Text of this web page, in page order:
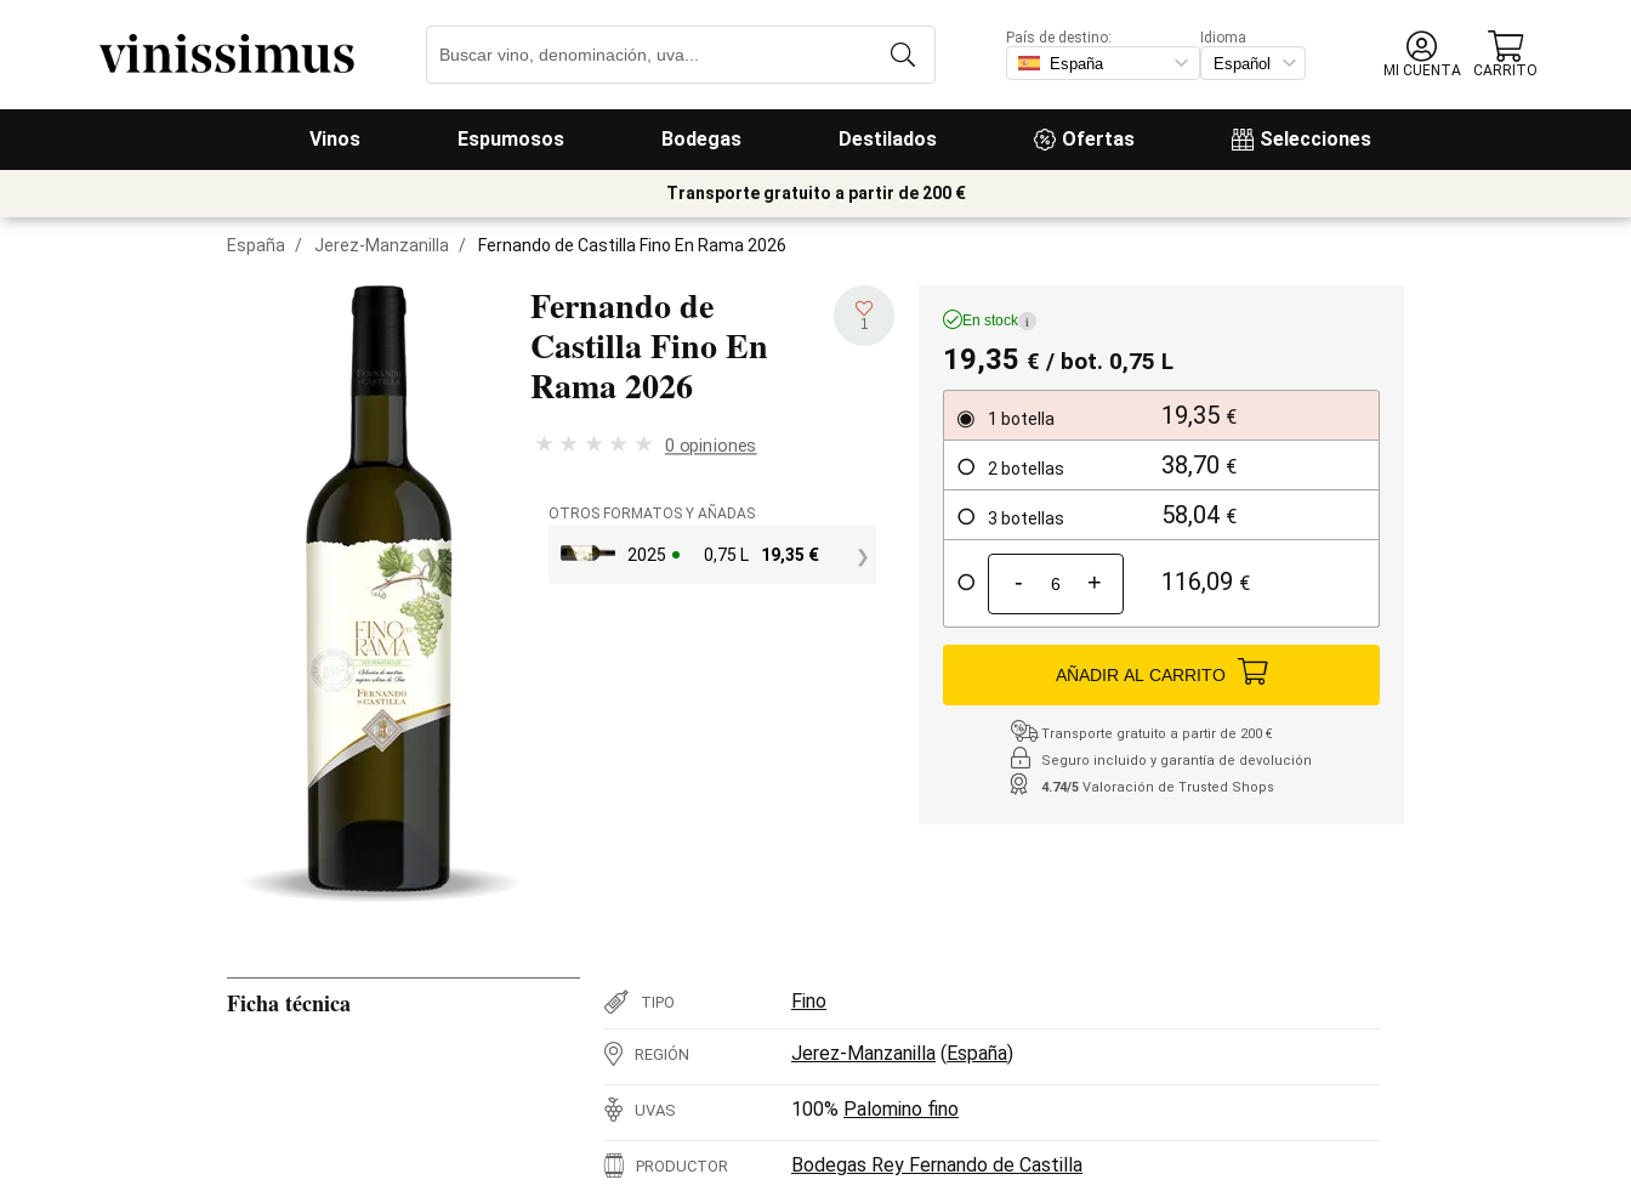
Vinos Espumosos Bodegas Destilados Ofertas Selecciones
País de destino:
Idioma
MI CUENTA
CARRITO
Transporte gratuito a partir de 200 €
España / Jerez-Manzanilla / Fernando de Castilla Fino En Rama 2026
Fernando de
Castilla Fino En
Rama2026
1
0 opiniones
OTROS FORMATOS Y AÑADAS
2025 0,75 L 19,35 €
En stock i
19,35 € / bot. 0,75 L
1 botella 19,35 €
2 botellas 38,70 €
3 botellas 58,04 €
- + 116,09 €
AÑADIR AL CARRITO
Transporte gratuito a partir de 200 €
Seguro incluido y garantía de devolución
4.74/5 Valoración de Trusted Shops
Ficha técnica TIPO Fino
REGIÓN Jerez-Manzanilla (España)
UVAS 100% Palomino fino
PRODUCTOR Bodegas Rey Fernando de Castilla